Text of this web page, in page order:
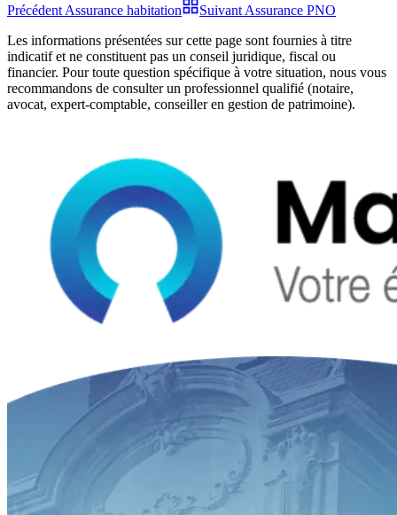
Précédent Assurance habitation Suivant Assurance PNO
Les informations présentées sur cette page sont fournies à titre
indicatif et ne constituent pas un conseil juridique, fiscal ou
financier. Pour toute question spécifique à votre situation, nous vous
recommandons de consulter un professionnel qualifié (notaire,
avocat, expert-comptable, conseiller en gestion de patrimoine).